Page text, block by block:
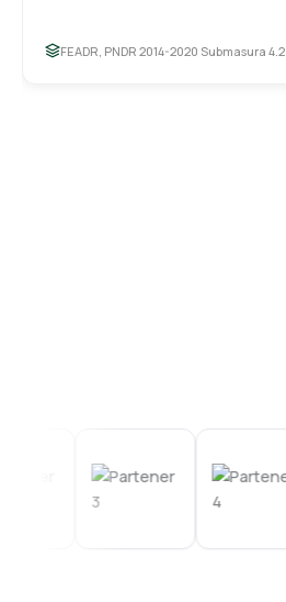
FEADR, PNDR 2014-2020 Submasura 4.2